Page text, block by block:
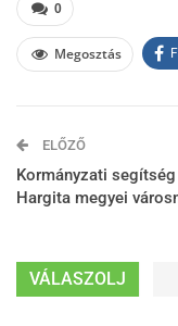
0
Megosztás
ELŐZŐ
Kormányzati
Hargita megyei
VÁLASZOLJ